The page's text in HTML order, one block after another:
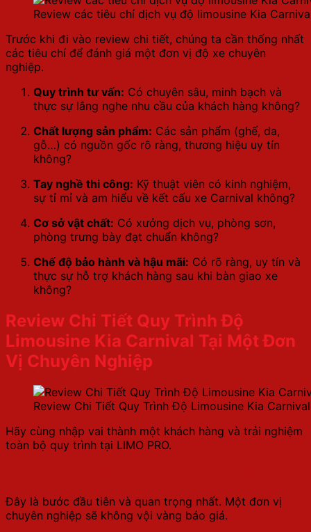
Review các tiêu chí dịch vụ độ limousine Kia
Trước khi đi vào review chi tiết, chúng ta cần thống nhất
các tiêu chí để đánh giá một đơn vị độ xe chuyên
nghiệp.
Quy trình tư vấn: Có chuyên sâu, minh bạch và
thực sự lắng nghe nhu cầu của khách hàng không?
Chất lượng sản phẩm: Các sản phẩm (ghế, da,
gỗ…) có nguồn gốc rõ ràng, thương hiệu uy tín
không?
Tay nghề thi công: Kỹ thuật viên có kinh nghiệm,
sự tỉ mỉ và am hiểu về kết cấu xe Carnival không?
Cơ sở vật chất: Có xưởng dịch vụ, phòng sơn,
phòng trưng bày đạt chuẩn không?
Chế độ bảo hành và hậu mãi: Có rõ ràng, uy tín và
thực sự hỗ trợ khách hàng sau khi bàn giao xe
không?
Review Chi Tiết Quy Trình Độ
Limousine Kia Carnival Tại Một Đơn
Vị Chuyên Nghiệp
Review Chi Tiết Quy Trình Độ Limousine Kia
Hãy cùng nhập vai thành một khách hàng và trải nghiệm
toàn bộ quy trình tại LIMO PRO.
Đây là bước đầu tiên và quan trọng nhất. Một đơn vị
chuyên nghiệp sẽ không vội vàng báo giá.